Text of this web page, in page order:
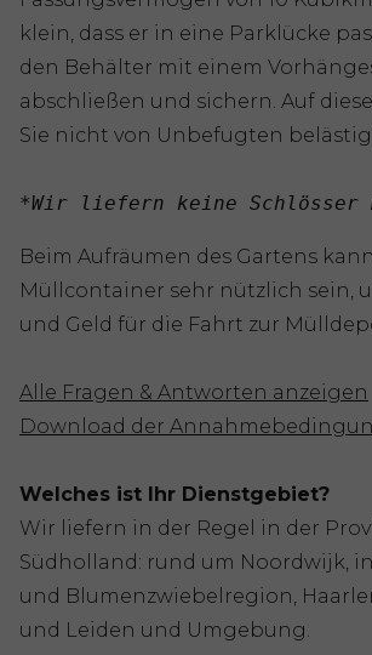
klein, dass er in eine Parklücke
den Behälter mit einem
abschließen und sichern. Auf
Sie nicht von Unbefugten
*Wir liefern keine Schlösser
Beim Aufräumen des Gartens
Müllcontainer sehr nützlich sein,
und Geld für die Fahrt zur
Alle Fragen & Antworten anzeigen
Download der
Welches ist Ihr Dienstgebiet?
Wir liefern in der Regel in der
Südholland: rund um Noordwijk,
und Blumenzwiebelregion,
und Leiden und Umgebung.